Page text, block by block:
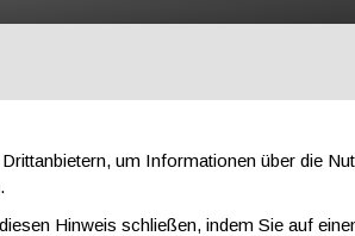
KOMPONENTEN ÜBER
um Informationen über die
.
Hinweis schließen, indem Sie auf